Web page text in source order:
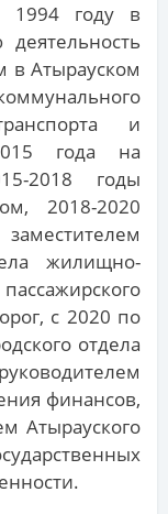
1994 году в
в Атырауском
и
года на
2018 годы
2018-2020
жилищно-
с 2020 по
отдела
финансов,
Атырауского